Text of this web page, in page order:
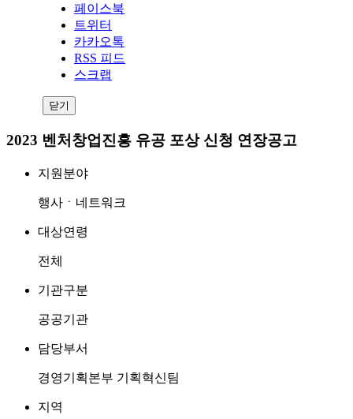
페이스북
트위터
카카오톡
RSS 피드
스크랩
닫기
2023 벤처창업진흥 유공 포상 신청 연장공고
지원분야
행사ㆍ네트워크
대상연령
전체
기관구분
공공기관
담당부서
경영기획본부 기획혁신팀
지역